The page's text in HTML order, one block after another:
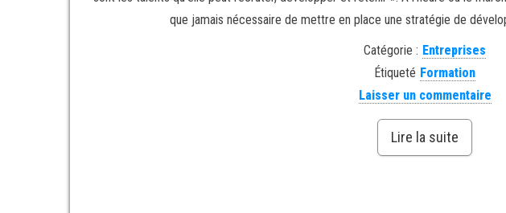
que jamais nécessaire de mettre en place une stratégie de
Catégorie : Entreprises
Étiqueté Formation
Laisser un commentaire
Lire la suite